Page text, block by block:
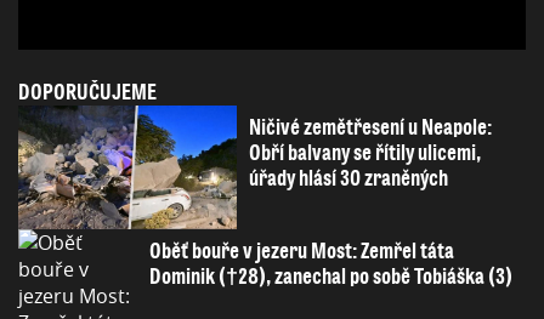
DOPORUČUJEME
Ničivé zemětřesení u Neapole:
Obří balvany se řítily ulicemi,
úřady hlásí 30 zraněných
Oběť bouře v jezeru Most: Zemřel táta
Dominik (†28), zanechal po sobě Tobiáška (3)